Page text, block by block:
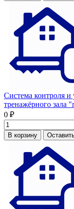
Система контроля
тренажёрного зала
0 ₽
В корзину